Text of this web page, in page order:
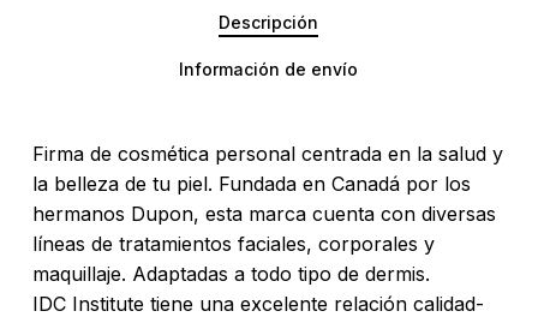
Descripción
Información de envío
Firma de cosmética personal centrada en la salud y
la belleza de tu piel. Fundada en Canadá por los
hermanos Dupon, esta marca cuenta con diversas
líneas de tratamientos faciales, corporales y
maquillaje. Adaptadas a todo tipo de dermis.
IDC Institute tiene una excelente relación calidad-